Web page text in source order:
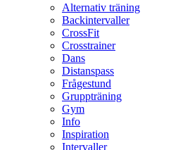
Alternativ träning
Backintervaller
CrossFit
Crosstrainer
Dans
Distanspass
Frågestund
Gruppträning
Gym
Info
Inspiration
Intervaller